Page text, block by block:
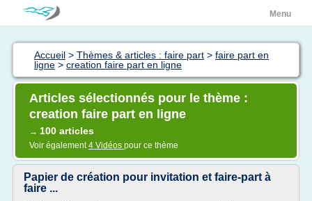
Menu
Accueil > Thèmes & articles : faire part > faire part en
ligne > creation faire part en ligne
Articles sélectionnés pour le thème :
creation faire part en ligne
→ 100 articles
Voir également4 Vidéos pour ce thème
Papier de création pour invitation et faire-part à
faire ...